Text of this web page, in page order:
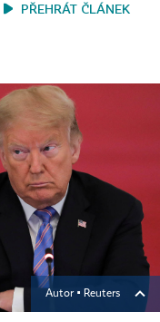
PŘEHRÁT ČLÁNEK
Autor ▪ Reuters